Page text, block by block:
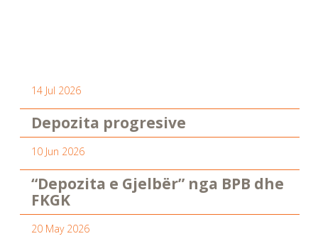
14 Jul 2026
Depozita progresive
10 Jun 2026
“Depozita e Gjelbër” nga BPB dhe
FKGK
20 May 2026